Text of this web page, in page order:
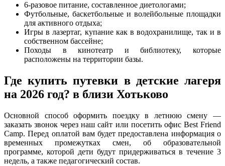
6-разовое питание, составленное диетологами;
Футбольные, баскетбольные и волейбольные площадки
для активного отдыха;
Игры в лазертаг, купание как в водохранилище, так и в
собственном бассейне;
Походы в кинотеатр и библиотеку, которые
расположены на территории базы.
Где купить путевки в детские лагеря
на 2026 год? в близи Хотьково
Основной способ оформить поездку в летнюю смену —
заказать звонок через наш сайт или посетить офис Best Friend
Camp. Перед оплатой вам будет предоставлена информация о
временных промежутках смен, об образовательной
программе, которой дети будут придерживаться в течение 3
недель, а также педагогический состав.